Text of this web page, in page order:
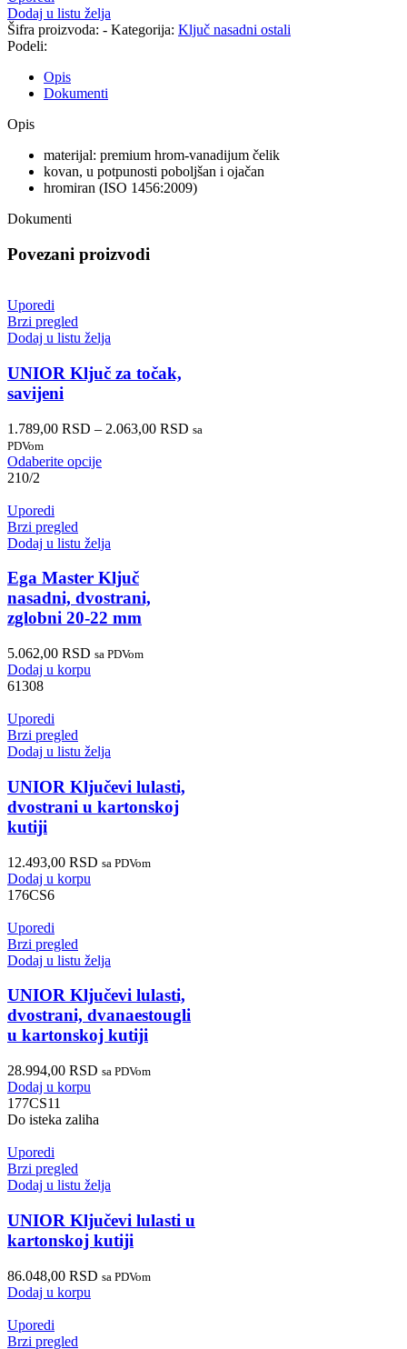
Dodaj u listu želja
Šifra proizvoda: - Kategorija: Ključ nasadni ostali
Podeli:
Opis
Dokumenti
Opis
materijal: premium hrom-vanadijum čelik
kovan, u potpunosti poboljšan i ojačan
hromiran (ISO 1456:2009)
Dokumenti
Povezani proizvodi
Uporedi
Brzi pregled
Dodaj u listu želja
UNIOR Ključ za točak,
savijeni
1.789,00 RSD – 2.063,00 RSD sa
PDVom
Odaberite opcije
210/2
Uporedi
Brzi pregled
Dodaj u listu želja
Ega Master Ključ
nasadni, dvostrani,
zglobni 20-22 mm
5.062,00 RSD sa PDVom
Dodaj u korpu
61308
Uporedi
Brzi pregled
Dodaj u listu želja
UNIOR Ključevi lulasti,
dvostrani u kartonskoj
kutiji
12.493,00 RSD sa PDVom
Dodaj u korpu
176CS6
Uporedi
Brzi pregled
Dodaj u listu želja
UNIOR Ključevi lulasti,
dvostrani, dvanaestougli
u kartonskoj kutiji
28.994,00 RSD sa PDVom
Dodaj u korpu
177CS11
Do isteka zaliha
Uporedi
Brzi pregled
Dodaj u listu želja
UNIOR Ključevi lulasti u
kartonskoj kutiji
86.048,00 RSD sa PDVom
Dodaj u korpu
Uporedi
Brzi pregled